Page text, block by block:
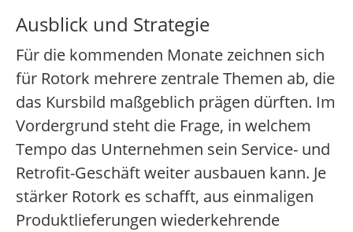
Ausblick und Strategie
Für die kommenden Monate zeichnen sich
für Rotork mehrere zentrale Themen ab, die
das Kursbild maßgeblich prägen dürften. Im
Vordergrund steht die Frage, in welchem
Tempo das Unternehmen sein Service- und
Retrofit-Geschäft weiter ausbauen kann. Je
stärker Rotork es schafft, aus einmaligen
Produktlieferungen wiederkehrende